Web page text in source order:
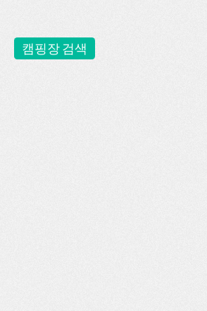
캠핑장 검색